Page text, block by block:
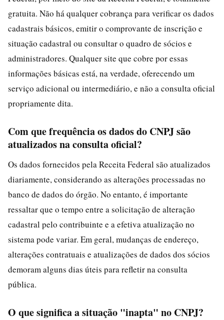
gratuita. Não há qualquer cobrança para verificar os dados
cadastrais básicos, emitir o comprovante de inscrição e
situação cadastral ou consultar o quadro de sócios e
administradores. Qualquer site que cobre por essas
informações básicas está, na verdade, oferecendo um
serviço adicional ou intermediário, e não a consulta oficial
propriamente dita.
Com que frequência os dados do CNPJ são
atualizados na consulta oficial?
Os dados fornecidos pela Receita Federal são atualizados
diariamente, considerando as alterações processadas no
banco de dados do órgão. No entanto, é importante
ressaltar que o tempo entre a solicitação de alteração
cadastral pelo contribuinte e a efetiva atualização no
sistema pode variar. Em geral, mudanças de endereço,
alterações contratuais e atualizações de dados dos sócios
demoram alguns dias úteis para refletir na consulta
pública.
O que significa a situação "inapta" no CNPJ?